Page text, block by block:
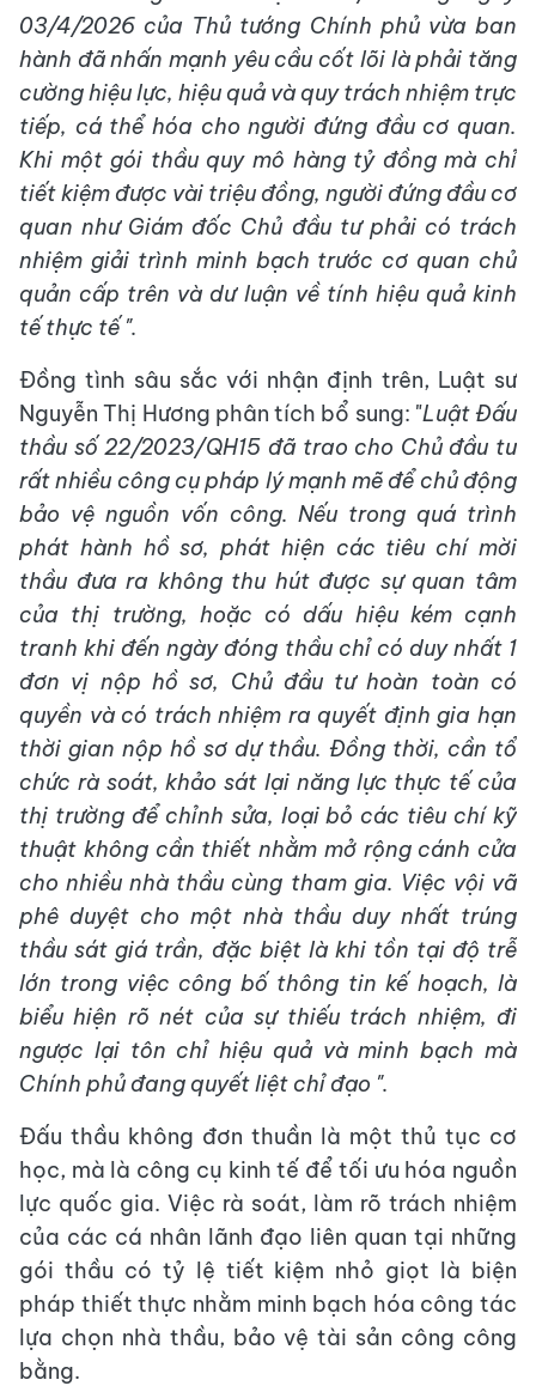
03/4/2026 của Thủ tướng Chính phủ vừa ban
hành đã nhấn mạnh yêu cầu cốt lõi là phải tăng
cường hiệu lực, hiệu quả và quy trách nhiệm trực
tiếp, cá thể hóa cho người đứng đầu cơ quan.
Khi một gói thầu quy mô hàng tỷ đồng mà chỉ
tiết kiệm được vài triệu đồng, người đứng đầu cơ
quan như Giám đốc Chủ đầu tư phải có trách
nhiệm giải trình minh bạch trước cơ quan chủ
quản cấp trên và dư luận về tính hiệu quả kinh
tế thực tế ".
Đồng tình sâu sắc với nhận định trên, Luật sư
Nguyễn Thị Hương phân tích bổ sung: "Luật Đấu
thầu số 22/2023/QH15 đã trao cho Chủ đầu tư
rất nhiều công cụ pháp lý mạnh mẽ để chủ động
bảo vệ nguồn vốn công. Nếu trong quá trình
phát hành hồ sơ, phát hiện các tiêu chí mời
thầu đưa ra không thu hút được sự quan tâm
của thị trường, hoặc có dấu hiệu kém cạnh
tranh khi đến ngày đóng thầu chỉ có duy nhất 1
đơn vị nộp hồ sơ, Chủ đầu tư hoàn toàn có
quyền và có trách nhiệm ra quyết định gia hạn
thời gian nộp hồ sơ dự thầu. Đồng thời, cần tổ
chức rà soát, khảo sát lại năng lực thực tế của
thị trường để chỉnh sửa, loại bỏ các tiêu chí kỹ
thuật không cần thiết nhằm mở rộng cánh cửa
cho nhiều nhà thầu cùng tham gia. Việc vội vã
phê duyệt cho một nhà thầu duy nhất trúng
thầu sát giá trần, đặc biệt là khi tồn tại độ trễ
lớn trong việc công bố thông tin kế hoạch, là
biểu hiện rõ nét của sự thiếu trách nhiệm, đi
ngược lại tôn chỉ hiệu quả và minh bạch mà
Chính phủ đang quyết liệt chỉ đạo ".
Đấu thầu không đơn thuần là một thủ tục cơ
học, mà là công cụ kinh tế để tối ưu hóa nguồn
lực quốc gia. Việc rà soát, làm rõ trách nhiệm
của các cá nhân lãnh đạo liên quan tại những
gói thầu có tỷ lệ tiết kiệm nhỏ giọt là biện
pháp thiết thực nhằm minh bạch hóa công tác
lựa chọn nhà thầu, bảo vệ tài sản công công
bằng.